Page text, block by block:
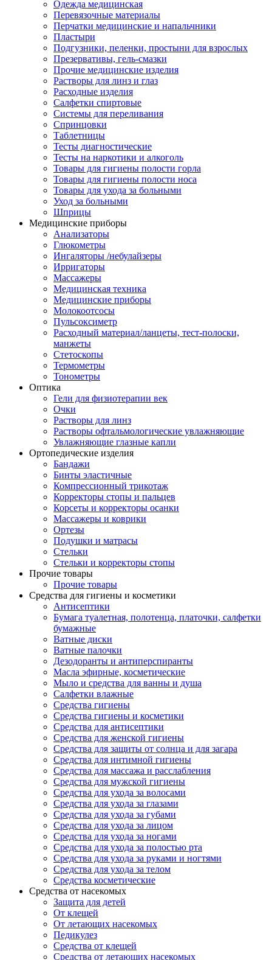
Одежда медицинская
Перевязочные материалы
Перчатки медицинские и напальчники
Пластыри
Подгузники, пеленки, простыни для взрослых
Презервативы, гель-смазки
Прочие медицинские изделия
Растворы для линз и глаз
Расходные изделия
Салфетки спиртовые
Системы для переливания
Спринцовки
Таблетницы
Тесты диагностические
Тесты на наркотики и алкоголь
Товары для гигиены полости горла
Товары для гигиены полости носа
Товары для ухода за больными
Уход за больными
Шприцы
Медицинские приборы
Анализаторы
Глюкометры
Ингаляторы /небулайзеры
Ирригаторы
Массажеры
Медицинская техника
Медицинские приборы
Молокоотсосы
Пульсоксиметр
Расходный материал/ланцеты, тест-полоски,
манжеты
Стетоскопы
Термометры
Тонометры
Оптика
Гели для физиотерапии век
Очки
Растворы для линз
Растворы офтальмологические увлажняющие
Увлажняющие глазные капли
Ортопедические изделия
Бандажи
Бинты эластичные
Компрессионный трикотаж
Корректоры стопы и пальцев
Корсеты и корректоры осанки
Массажеры и коврики
Ортезы
Подушки и матрасы
Стельки
Стельки и корректоры стопы
Прочие товары
Прочие товары
Средства для гигиены и косметики
Антисептики
Бумага туалетная, полотенца, платочки, салфетки
бумажные
Ватные диски
Ватные палочки
Дезодоранты и антиперспиранты
Масла эфирные, косметические
Мыло и средства для ванны и душа
Салфетки влажные
Средства гигиены
Средства гигиены и косметики
Средства для антисептики
Средства для женской гигиены
Средства для защиты от солнца и для загара
Средства для интимной гигиены
Средства для массажа и расслабления
Средства для мужской гигиены
Средства для ухода за волосами
Средства для ухода за глазами
Средства для ухода за губами
Средства для ухода за лицом
Средства для ухода за ногами
Средства для ухода за полостью рта
Средства для ухода за руками и ногтями
Средства для ухода за телом
Средства косметические
Средства от насекомых
Защита для детей
От клещей
От летающих насекомых
Педикулез
Средства от клещей
Средства от летающих насекомых